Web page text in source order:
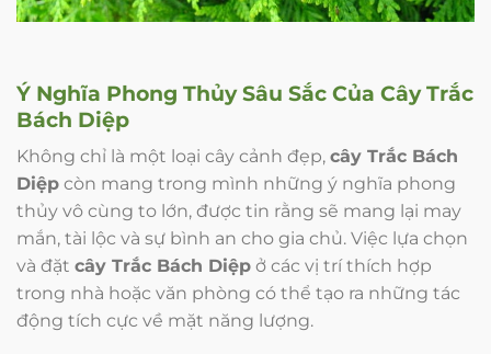
Ý Nghĩa Phong Thủy Sâu Sắc Của Cây Trắc
Bách Diệp
Không chỉ là một loại cây cảnh đẹp, cây Trắc Bách
Diệp còn mang trong mình những ý nghĩa phong
thủy vô cùng to lớn, được tin rằng sẽ mang lại may
mắn, tài lộc và sự bình an cho gia chủ. Việc lựa chọn
và đặt cây Trắc Bách Diệp ở các vị trí thích hợp
trong nhà hoặc văn phòng có thể tạo ra những tác
động tích cực về mặt năng lượng.